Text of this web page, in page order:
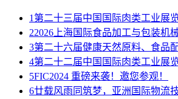
1 第二十三届中国国际肉类工业展
22026上海国际食品加工与包装机
3第二十六届健康天然原料、食品
4第二十二届中国国际肉类工业展
5FIC2024 重磅来袭！邀您参观！
6廿载风雨同筑梦，亚洲国际物流